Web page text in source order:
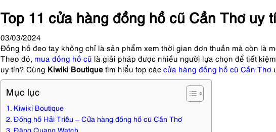
Top 11 cửa hàng đồng hồ cũ Cần Thơ uy
03/03/2024
Đồng hồ đeo tay không chỉ là sản phẩm xem thời gian đơn thuần mà còn là
Theo đó, mua đồng hồ cũ là giải pháp được nhiều người lựa chọn để tiết
uy tín? Cùng Kiwiki Boutique tìm hiểu top các cửa hàng đồng hồ cũ Cần Thơ
Mục lục
Kiwiki Boutique
Đồng hồ Hải Triều – Cửa hàng đồng hồ cũ Cần Thơ
Đăng Quang Watch